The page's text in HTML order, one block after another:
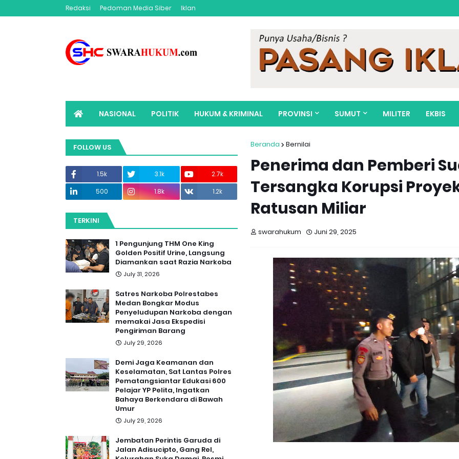
Redaksi Pedoman Media Siber Iklan
NASIONAL POLITIK HUKUM & KRIMINAL PROVINSI SUMUT MILITER EKBIS
ADVERTORIAL Beranda Bernilai
Penerima dan Pemberi
Tersangka Korupsi
Ratusan Miliar
swarahukum Juni 29, 2025
FOLLOW US
1.5k 3.1k
2.7k
500
1.8k 1.2k
TERKINI
1 Pengunjung THM One King
Golden Positif Urine, Langsung
Diamankan saat Razia Narkoba
July 31, 2026
Satres Narkoba Polrestabes
Medan Bongkar Modus
Penyeludupan Narkoba dengan
memakai Jasa Ekspedisi
Pengiriman Barang
July 29, 2026
Demi Jaga Keamanan dan
Keselamatan, Sat Lantas Polres
Pematangsiantar Edukasi 600
Pelajar YP Pelita, Ingatkan
Bahaya Berkendara di Bawah
Umur
July 29, 2026
Jembatan Perintis Garuda di
Jalan Adisucipto, Gang Rel,